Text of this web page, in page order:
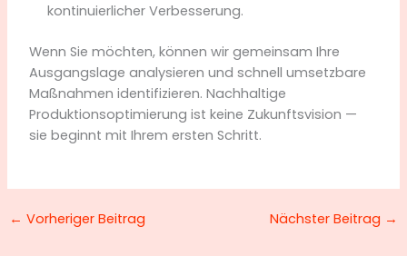
kontinuierlicher Verbesserung.
Wenn Sie möchten, können wir gemeinsam Ihre
Ausgangslage analysieren und schnell umsetzbare
Maßnahmen identifizieren. Nachhaltige
Produktionsoptimierung ist keine Zukunftsvision —
sie beginnt mit Ihrem ersten Schritt.
← Vorheriger Beitrag Nächster Beitrag →